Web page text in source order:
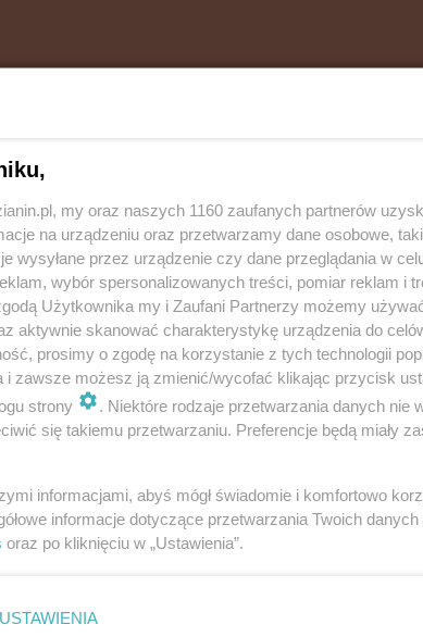
10.00 - zostanie wprowadzony ostatni etap
Chopina.
drogą jednokierunkową w kierunku
przez ul. Janasa. Jest to ostatni etap
oraz sanitarnej - informuje
tych robót, w okolicy połowy
na całym odcinku robót i
przystąpić do prac związanych z
asfaltowych, tak aby na koniec
przywrócić w pełni ruchu pojazdów.
my oraz naszych 1160 zaufanych partnerów
na urządzeniu oraz przetwarzamy dane osobowe,
wysyłane przez urządzenie czy dane przeglądania w
wybór spersonalizowanych treści, pomiar reklam i
Użytkownika my i Zaufani Partnerzy możemy
aktywnie skanować charakterystykę urządzenia do
prosimy o zgodę na korzystanie z tych technologii
i zawsze możesz ją zmienić/wycofać klikając przycisk
strony
. Niektóre rodzaje przetwarzania danych nie
się takiemu przetwarzaniu. Preferencje będą miały
informacjami, abyś mógł świadomie i komfortowo
informacje dotyczące przetwarzania Twoich
oraz po kliknięciu w „Ustawienia”.
USTAWIENIA